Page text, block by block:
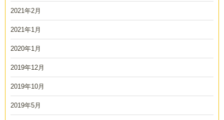
2021年2月
2021年1月
2020年1月
2019年12月
2019年10月
2019年5月